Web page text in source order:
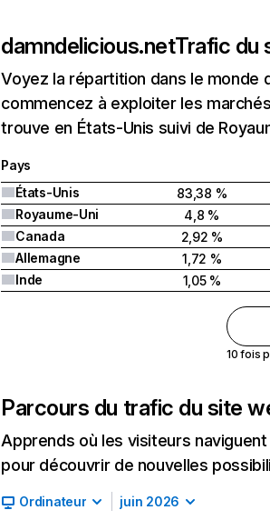
damndelicious.netTrafic du
Voyez la répartition dans le
commencez à exploiter les
trouve en États-Unis suivi de
Pays
États-Unis
83,38 %
Royaume-Uni
4,8 %
Canada
2,92 %
Allemagne
1,72 %
Inde
1,05 %
10 fois
Parcours du trafic du site
Apprends où les visiteurs
pour découvrir de nouvelles
Ordinateur juin 2026